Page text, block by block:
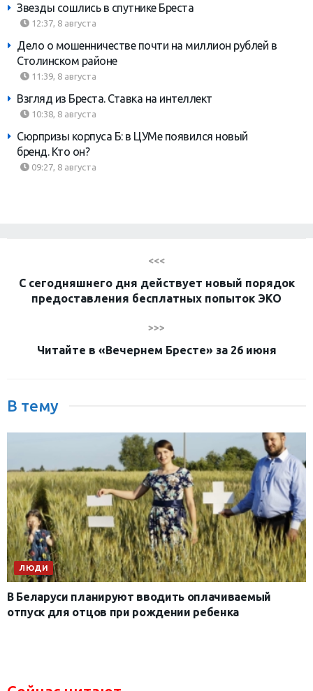
Звезды сошлись в спутнике Бреста
12:37, 8 августа
Дело о мошенничестве почти на миллион рублей в
Столинском районе
11:39, 8 августа
Взгляд из Бреста. Ставка на интеллект
10:38, 8 августа
Сюрпризы корпуса Б: в ЦУМе появился новый
бренд. Кто он?
09:27, 8 августа
<<<
С сегодняшнего дня действует новый порядок
предоставления бесплатных попыток ЭКО
>>>
Читайте в «Вечернем Бресте» за 26 июня
В тему
ЛЮДИ
В Беларуси планируют вводить оплачиваемый
отпуск для отцов при рождении ребенка